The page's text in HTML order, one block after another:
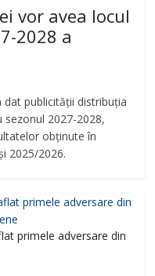
vor avea locul
2028 a
dat publicității distribuția
2027-2028,
obținute în
2025/2026.
primele adversare din